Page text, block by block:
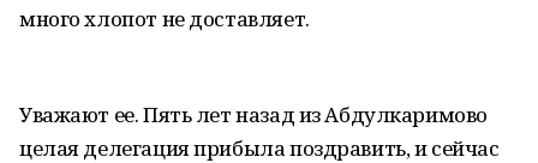
много хлопот не доставляет.
Уважают ее. Пять лет назад из Абдулкаримово
целая делегация прибыла поздравить, и сейчас